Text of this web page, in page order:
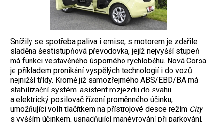
Snížily se spotřeba paliva i emise, s motorem je zdařile
sladěna šestistupňová převodovka, jejíž nejvyšší stupeň
má funkci vestavěného úsporného rychloběhu. Nová Corsa
je příkladem pronikání vyspělých technologií i do vozů
nejnižší třídy. Kromě již samozřejmého ABS/EBD/BA má
stabilizační systém, asistent rozjezdu do svahu
a elektrický posilovač řízení proměnného účinku,
umožňující volit tlačítkem na přístrojové desce režim City
s vyšším účinkem, usnadňující manévrování při parkování.